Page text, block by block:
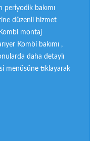
periyodik bakımı
düzenli hizmet
montaj
Kombi bakımı ,
daha detaylı
menüsüne tıklayarak